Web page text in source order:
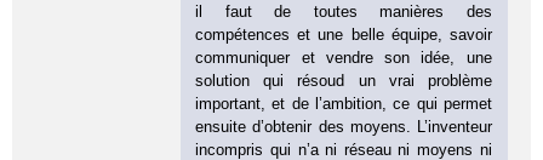
il faut de toutes manières des
compétences et une belle équipe, savoir
communiquer et vendre son idée, une
solution qui résoud un vrai problème
important, et de l’ambition, ce qui permet
ensuite d’obtenir des moyens. L’inventeur
incompris qui n’a ni réseau ni moyens ni